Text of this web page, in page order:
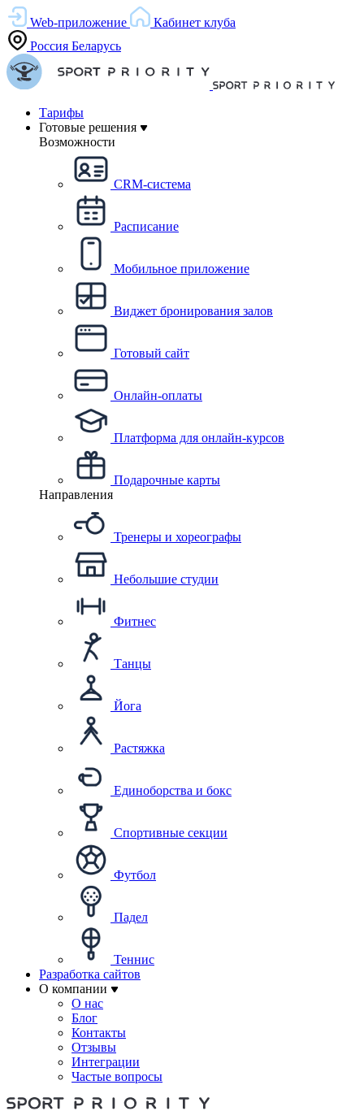
Web-приложение
Кабинет клуба
Россия Беларусь
Тарифы
Готовые решения
Возможности
CRM-система
Расписание
Мобильное приложение
Виджет бронирования залов
Готовый сайт
Онлайн-оплаты
Платформа для онлайн-курсов
Подарочные карты
Направления
Тренеры и хореографы
Небольшие студии
Фитнес
Танцы
Йога
Растяжка
Единоборства и бокс
Спортивные секции
Футбол
Падел
Теннис
Разработка сайтов
О компании
О нас
Блог
Контакты
Отзывы
Интеграции
Частые вопросы